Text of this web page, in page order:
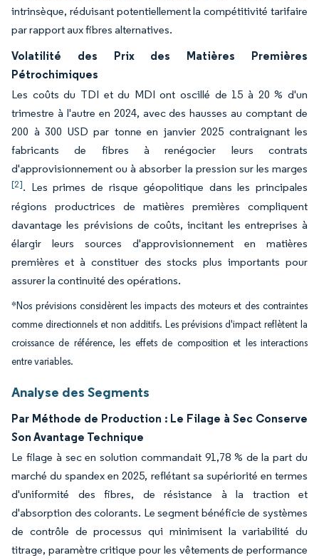
intrinsèque, réduisant potentiellement la compétitivité tarifaire
par rapport aux fibres alternatives.
Volatilité des Prix des Matières Premières
Pétrochimiques
Les coûts du TDI et du MDI ont oscillé de 15 à 20 % d'un
trimestre à l'autre en 2024, avec des hausses au comptant de
200 à 300 USD par tonne en janvier 2025 contraignant les
fabricants de fibres à renégocier leurs contrats
d'approvisionnement ou à absorber la pression sur les marges
[2]. Les primes de risque géopolitique dans les principales
régions productrices de matières premières compliquent
davantage les prévisions de coûts, incitant les entreprises à
élargir leurs sources d'approvisionnement en matières
premières et à constituer des stocks plus importants pour
assurer la continuité des opérations.
*Nos prévisions considèrent les impacts des moteurs et des contraintes
comme directionnels et non additifs. Les prévisions d'impact reflètent la
croissance de référence, les effets de composition et les interactions
entre variables.
Analyse des Segments
Par Méthode de Production : Le Filage à Sec Conserve
Son Avantage Technique
Le filage à sec en solution commandait 91,78 % de la part du
marché du spandex en 2025, reflétant sa supériorité en termes
d'uniformité des fibres, de résistance à la traction et
d'absorption des colorants. Le segment bénéficie de systèmes
de contrôle de processus qui minimisent la variabilité du
titrage, paramètre critique pour les vêtements de performance